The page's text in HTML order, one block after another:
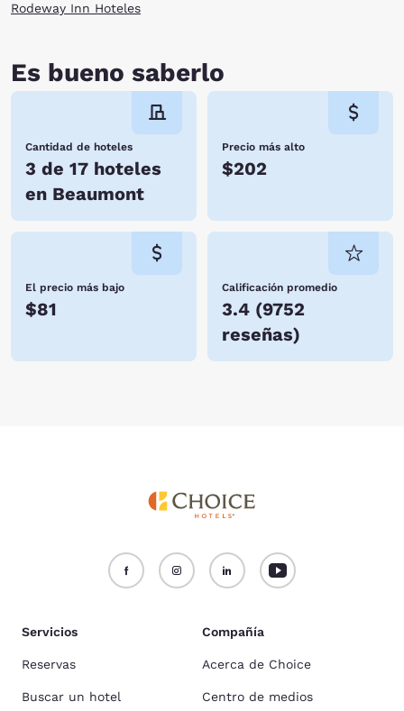
Rodeway Inn Hoteles
Es bueno saberlo
Cantidad de hoteles
3 de 17 hoteles
en Beaumont
Precio más alto
$202
El precio más bajo
$81
Calificación promedio
3.4 (9752
reseñas)
Servicios
Reservas
Buscar un hotel
Compañía
Acerca de Choice
Centro de medios